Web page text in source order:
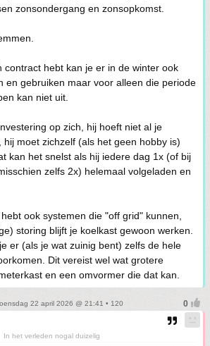
zonsondergang en zonsopkomst.
contract hebt kan je er in de winter ook
en gebruiken maar voor alleen die periode
kan niet uit.
op zich, hij hoeft niet al je
moet zichzelf (als het geen hobby is)
kan het snelst als hij iedere dag 1x (of bij
zelfs 2x) helemaal volgeladen en
ook systemen die "off grid" kunnen,
storing blijft je koelkast gewoon werken.
er (als je wat zuinig bent) zelfs de hele
Dit vereist wel wat grotere
en een omvormer die dat kan.
22 april 2026 @ 21:41 • 120
In het verleden nogal duizelig